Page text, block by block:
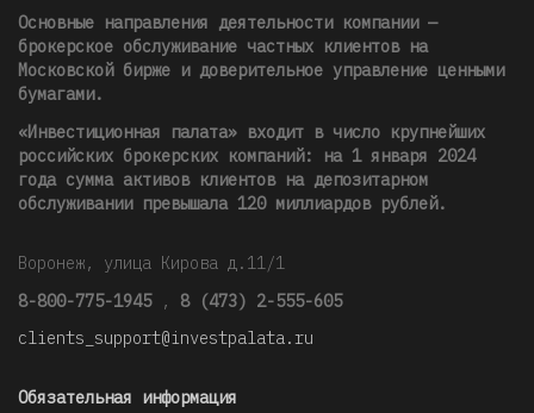
Основные направления деятельности компании —
брокерское обслуживание частных клиентов на
Московской бирже и доверительное управление ценными
бумагами.
«Инвестиционная палата» входит в число крупнейших
российских брокерских компаний: на 1 января 2024
года сумма активов клиентов на депозитарном
обслуживании превышала 120 миллиардов рублей.
Воронеж, улица Кирова д.11/1
8-800-775-1945 , 8 (473) 2-555-605
clients_support@investpalata.ru
Обязательная информация